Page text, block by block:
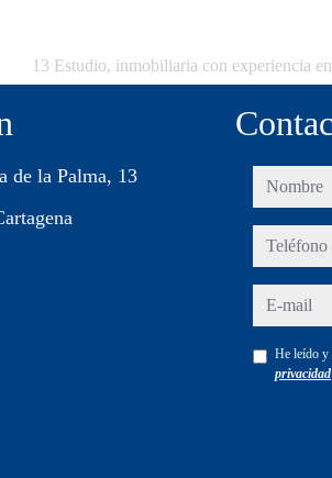
13 Estudio, inmobiliaria con experiencia
de la Palma, 13
nombre
teléfono
e-mail
He leído y
privacidad